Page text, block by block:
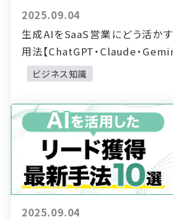
2025.09.04
生成AIをSaaS営業にどう活か
用法【ChatGPT・Claude・
ビジネス知識
2025.09.04